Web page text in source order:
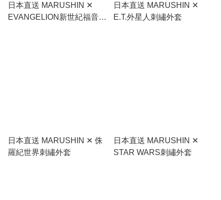
日本直送 MARUSHIN ✕
EVANGELION新世紀福音戰
日本直送 MARUSHIN ✕
E.T.外星人刺繡外套
日本直送 MARUSHIN ✕ 侏
羅紀世界刺繡外套
日本直送 MARUSHIN ✕
STAR WARS刺繡外套